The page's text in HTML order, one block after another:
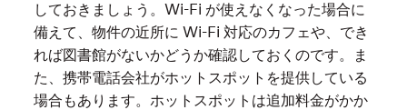
しておきましょう。Wi-Fi が使えなくなった場合に
備えて、物件の近所に Wi-Fi 対応のカフェや、でき
れば図書館がないかどうか確認しておくのです。ま
た、携帯電話会社がホットスポットを提供している
場合もあります。ホットスポットは追加料金がかか